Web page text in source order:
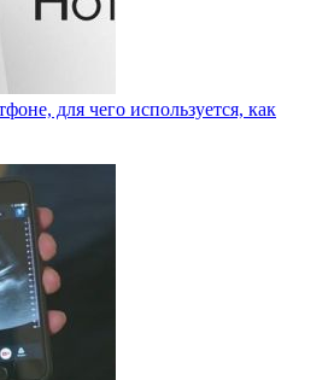
для чего используется, как